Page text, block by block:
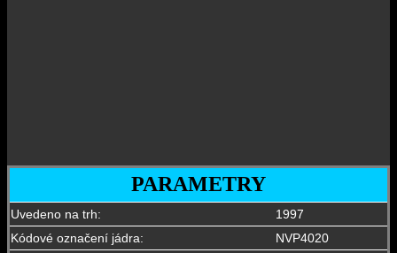
PARAMETRY
Uvedeno na trh:
1997
Kódové označení jádra:
NVP4020